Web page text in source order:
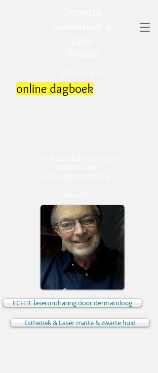
online dagboek
ECHTE laserontharing door dermatoloog
Esthetiek & Laser matte & zwarte huid